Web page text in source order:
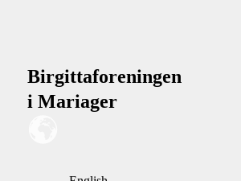
Birgittaforeningen
i Mariager